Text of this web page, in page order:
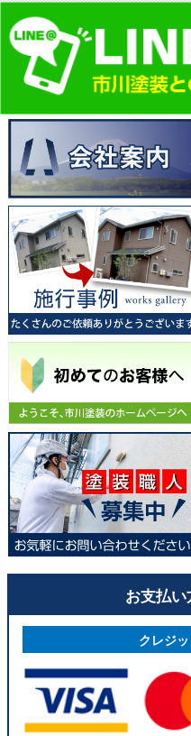
お支払
クレジ